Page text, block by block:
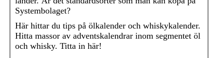
Systembolaget?
Här hittar du tips på ölkalender och whiskykalender.
Hitta massor av adventskalendrar inom segmentet öl
och whisky. Titta in här!